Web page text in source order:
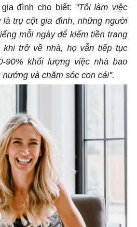
đình cho biết: "Tôi làm việc
trụ cột gia đình, những người
mỗi ngày để kiếm tiền trang
khi trở về nhà, họ vẫn tiếp tục
90% khối lượng việc nhà bao
và chăm sóc con cái".